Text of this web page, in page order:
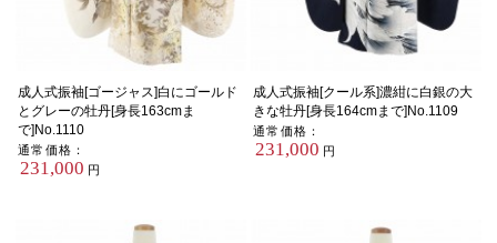
成人式振袖[ゴージャス]白にゴールド
とグレーの牡丹[身長163cmま
で]No.1110
通常価格：
231,000 円
成人式振袖[クール系]濃紺に白銀の大
きな牡丹[身長164cmまで]No.1109
通常価格：
231,000 円